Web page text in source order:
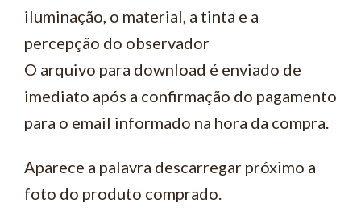
iluminação, o material, a tinta e a
percepção do observador
O arquivo para download é enviado de
imediato após a confirmação do pagamento
para o email informado na hora da compra.
Aparece a palavra descarregar próximo a
foto do produto comprado.